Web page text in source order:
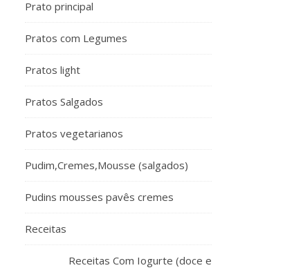
Prato principal
Pratos com Legumes
Pratos light
Pratos Salgados
Pratos vegetarianos
Pudim,Cremes,Mousse (salgados)
Pudins mousses pavês cremes
Receitas
Receitas Com Iogurte (doce e